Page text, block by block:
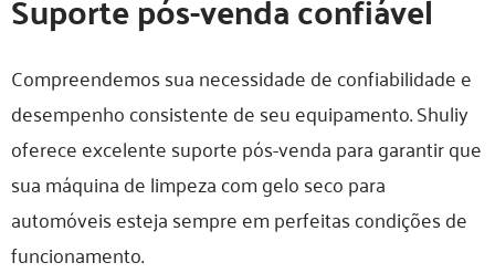
Compreendemos sua necessidade de confiabilidade e
desempenho consistente de seu equipamento. Shuliy
oferece excelente suporte pós-venda para garantir que
sua máquina de limpeza com gelo seco para
automóveis esteja sempre em perfeitas condições de
funcionamento.